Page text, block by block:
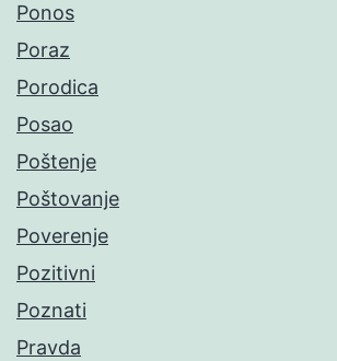
Ponos
Poraz
Porodica
Posao
Poštenje
Poštovanje
Poverenje
Pozitivni
Poznati
Pravda